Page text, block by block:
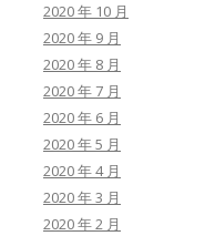
2020 年 10 月
2020 年 9 月
2020 年 8 月
2020 年 7 月
2020 年 6 月
2020 年 5 月
2020 年 4 月
2020 年 3 月
2020 年 2 月